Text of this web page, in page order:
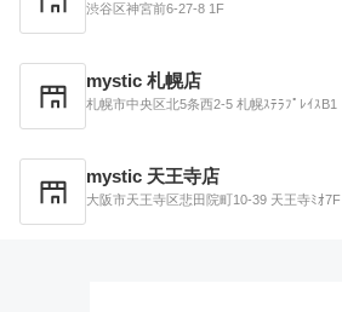
渋谷区神宮前6-27-8 1F
mystic 札幌店
札幌市中央区北5条西2-5 札幌ｽﾃﾗﾌﾟﾚｲｽB1
mystic 天王寺店
大阪市天王寺区悲田院町10-39 天王寺ﾐｵ7F